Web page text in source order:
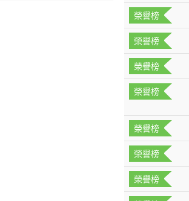
榮譽榜
榮譽榜
榮譽榜
榮譽榜
榮譽榜
榮譽榜
榮譽榜